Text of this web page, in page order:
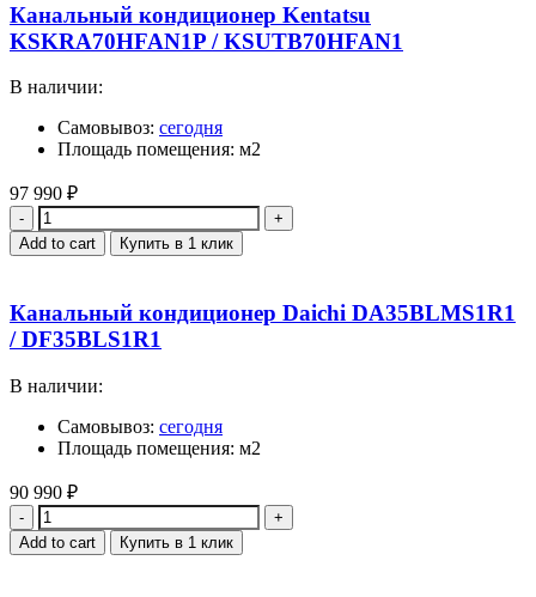
Канальный кондиционер Kentatsu
KSKRA70HFAN1P / KSUTB70HFAN1
В наличии:
Самовывоз: сегодня
Площадь помещения: м2
97 990 ₽
Quantity
Add to cart Купить в 1 клик
Канальный кондиционер Daichi DA35BLMS1R1
/ DF35BLS1R1
В наличии:
Самовывоз: сегодня
Площадь помещения: м2
90 990 ₽
Quantity
Add to cart Купить в 1 клик